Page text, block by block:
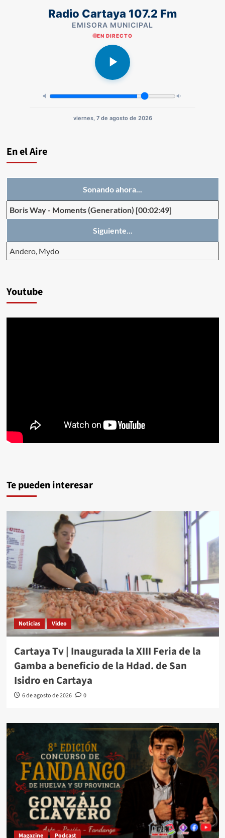
Radio Cartaya 107.2 Fm
EMISORA MUNICIPAL
EN DIRECTO
viernes, 7 de agosto de 2026
En el Aire
Sonando ahora...
Boris Way- Moments (Generation) [00:02:49]
Siguiente...
Andero, Mydo
Youtube
Te pueden interesar
Noticias Video
Cartaya Tv | Inaugurada la XIII Feria de la
Gamba a beneficio de la Hdad. de San
Isidro en Cartaya
6 de agosto de 2026 0
Magazine Podcast